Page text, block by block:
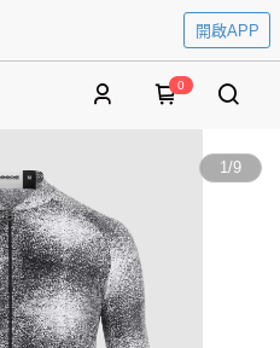
開啟APP
0
1/9